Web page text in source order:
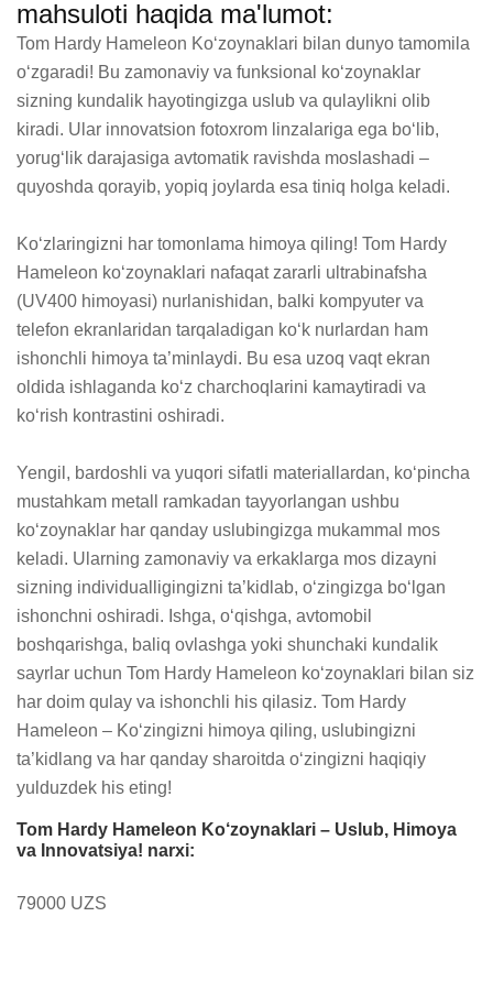
mahsuloti haqida ma'lumot:
Tom Hardy Hameleon Ko‘zoynaklari bilan dunyo tamomila
o‘zgaradi! Bu zamonaviy va funksional ko‘zoynaklar
sizning kundalik hayotingizga uslub va qulaylikni olib
kiradi. Ular innovatsion fotoxrom linzalariga ega bo‘lib,
yorug‘lik darajasiga avtomatik ravishda moslashadi –
quyoshda qorayib, yopiq joylarda esa tiniq holga keladi.
Ko‘zlaringizni har tomonlama himoya qiling! Tom Hardy
Hameleon ko‘zoynaklari nafaqat zararli ultrabinafsha
(UV400 himoyasi) nurlanishidan, balki kompyuter va
telefon ekranlaridan tarqaladigan ko‘k nurlardan ham
ishonchli himoya ta’minlaydi. Bu esa uzoq vaqt ekran
oldida ishlaganda ko‘z charchoqlarini kamaytiradi va
ko‘rish kontrastini oshiradi.
Yengil, bardoshli va yuqori sifatli materiallardan, ko‘pincha
mustahkam metall ramkadan tayyorlangan ushbu
ko‘zoynaklar har qanday uslubingizga mukammal mos
keladi. Ularning zamonaviy va erkaklarga mos dizayni
sizning individualligingizni ta’kidlab, o‘zingizga bo‘lgan
ishonchni oshiradi. Ishga, o‘qishga, avtomobil
boshqarishga, baliq ovlashga yoki shunchaki kundalik
sayrlar uchun Tom Hardy Hameleon ko‘zoynaklari bilan siz
har doim qulay va ishonchli his qilasiz. Tom Hardy
Hameleon – Ko‘zingizni himoya qiling, uslubingizni
ta’kidlang va har qanday sharoitda o‘zingizni haqiqiy
yulduzdek his eting!
Tom Hardy Hameleon Ko‘zoynaklari – Uslub, Himoya
va Innovatsiya! narxi:
79000 UZS